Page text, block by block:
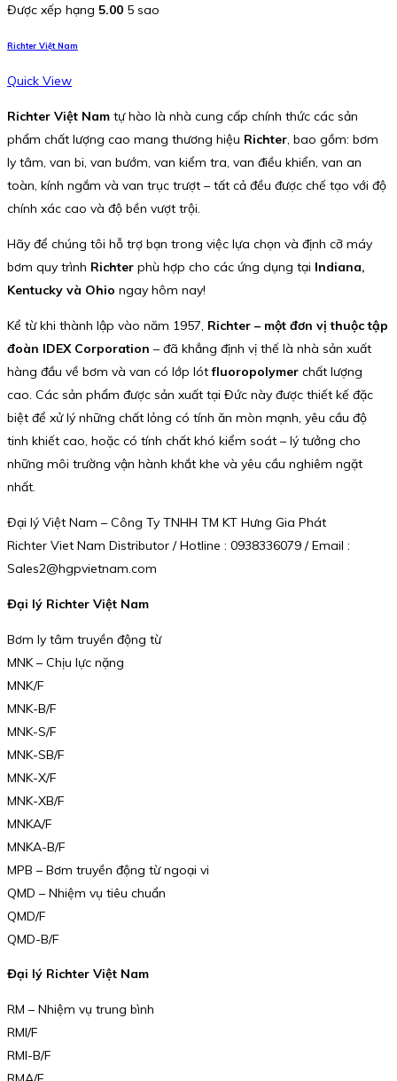
Được xếp hạng 5.00 5 sao
Richter Việt Nam
Quick View
Richter Việt Nam tự hào là nhà cung cấp chính thức các sản
phẩm chất lượng cao mang thương hiệu Richter, bao gồm: bơm
ly tâm, van bi, van bướm, van kiểm tra, van điều khiển, van an
toàn, kính ngắm và van trục trượt – tất cả đều được chế tạo với độ
chính xác cao và độ bền vượt trội.
Hãy để chúng tôi hỗ trợ bạn trong việc lựa chọn và định cỡ máy
bơm quy trình Richter phù hợp cho các ứng dụng tại Indiana,
Kentucky và Ohio ngay hôm nay!
Kể từ khi thành lập vào năm 1957, Richter – một đơn vị thuộc tập
đoàn IDEX Corporation – đã khẳng định vị thế là nhà sản xuất
hàng đầu về bơm và van có lớp lótfluoropolymer chất lượng
cao. Các sản phẩm được sản xuất tại Đức này được thiết kế đặc
biệt để xử lý những chất lỏng có tính ăn mòn mạnh, yêu cầu độ
tinh khiết cao, hoặc có tính chất khó kiểm soát – lý tưởng cho
những môi trường vận hành khắt khe và yêu cầu nghiêm ngặt
nhất.
Đại lý Việt Nam – Công Ty TNHH TM KT Hưng Gia Phát
Richter Viet Nam Distributor / Hotline : 0938336079 / Email :
Sales2@hgpvietnam.com
Đại lý Richter Việt Nam
Bơm ly tâm truyền động từ
MNK – Chịu lực nặng
MNK/F
MNK-B/F
MNK-S/F
MNK-SB/F
MNK-X/F
MNK-XB/F
MNKA/F
MNKA-B/F
MPB – Bơm truyền động từ ngoại vi
QMD – Nhiệm vụ tiêu chuẩn
QMD/F
QMD-B/F
Đại lý Richter Việt Nam
RM – Nhiệm vụ trung bình
RMI/F
RMI-B/F